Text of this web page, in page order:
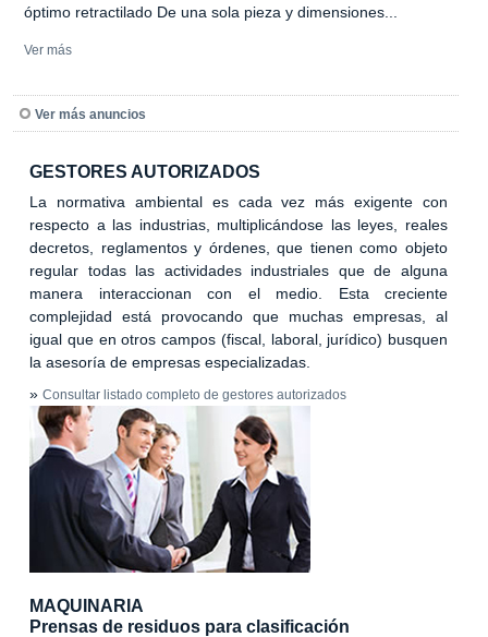
óptimo retractilado De una sola pieza y dimensiones...
Ver más
Ver más anuncios
GESTORES AUTORIZADOS
La normativa ambiental es cada vez más exigente con
respecto a las industrias, multiplicándose las leyes, reales
decretos, reglamentos y órdenes, que tienen como objeto
regular todas las actividades industriales que de alguna
manera interaccionan con el medio. Esta creciente
complejidad está provocando que muchas empresas, al
igual que en otros campos (fiscal, laboral, jurídico) busquen
la asesoría de empresas especializadas.
» Consultar listado completo de gestores autorizados
MAQUINARIA
Prensas de residuos para clasificación